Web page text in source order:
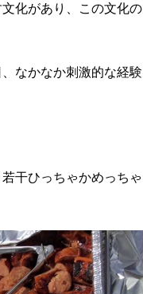
化があり、この文化の
なかなか刺激的な経験
干ひっちゃかめっちゃ